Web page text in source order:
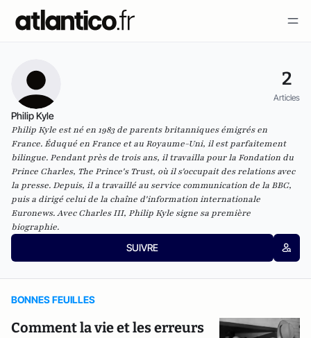
2
Articles
Philip Kyle
Philip Kyle est né en 1983 de parents britanniques émigrés en
France. Éduqué en France et au Royaume-Uni, il est parfaitement
bilingue. Pendant près de trois ans, il travailla pour la Fondation du
Prince Charles, The Prince's Trust, où il s'occupait des relations avec
la presse. Depuis, il a travaillé au service communication de la BBC,
puis a dirigé celui de la chaîne d'information internationale
Euronews. Avec Charles III, Philip Kyle signe sa première
biographie.
SUIVRE
BONNES FEUILLES
Comment la vie et les erreurs